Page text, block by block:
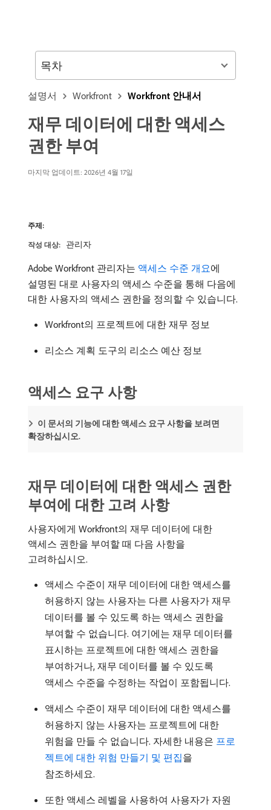
설명서 Workfront Workfront 안내서
재무 데이터에 대한 액세스
권한 부여
마지막 업데이트: 2026년 4월 17일
주제:
작성 대상: 관리자
Adobe Workfront 관리자는 액세스 수준 개요에
설명된 대로 사용자의 액세스 수준을 통해 다음에
대한 사용자의 액세스 권한을 정의할 수 있습니다.
Workfront의 프로젝트에 대한 재무 정보
리소스 계획 도구의 리소스 예산 정보
액세스 요구 사항
이 문서의 기능에 대한 액세스 요구 사항을 보려면
확장하십시오.
재무 데이터에 대한 액세스 권한
부여에 대한 고려 사항
사용자에게 Workfront의 재무 데이터에 대한
액세스 권한을 부여할 때 다음 사항을
고려하십시오.
액세스 수준이 재무 데이터에 대한 액세스를
허용하지 않는 사용자는 다른 사용자가 재무
데이터를 볼 수 있도록 하는 액세스 권한을
부여할 수 없습니다. 여기에는 재무 데이터를
표시하는 프로젝트에 대한 액세스 권한을
부여하거나, 재무 데이터를 볼 수 있도록
액세스 수준을 수정하는 작업이 포함됩니다.
액세스 수준이 재무 데이터에 대한 액세스를
허용하지 않는 사용자는 프로젝트에 대한
위험을 만들 수 없습니다. 자세한 내용은 프로
젝트에 대한 위험 만들기 및 편집을
참조하세요.
또한 액세스 레벨을 사용하여 사용자가 자원
목차